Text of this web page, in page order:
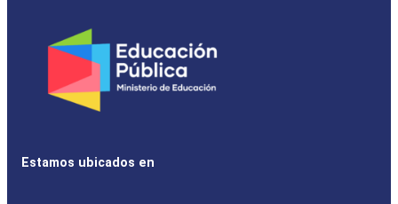
Estamos ubicados en